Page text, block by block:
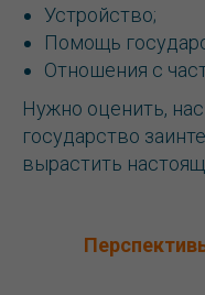
Устройство;
Помощь
Отношения с
Нужно оценить,
государство
вырастить